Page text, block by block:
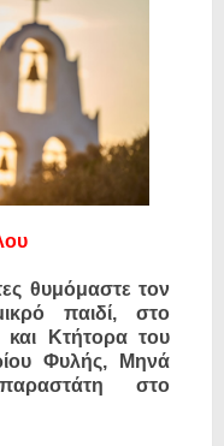
θυμόμαστε τον
παιδί, στο
και Κτήτορα του
Φυλής, Μηνά
στο